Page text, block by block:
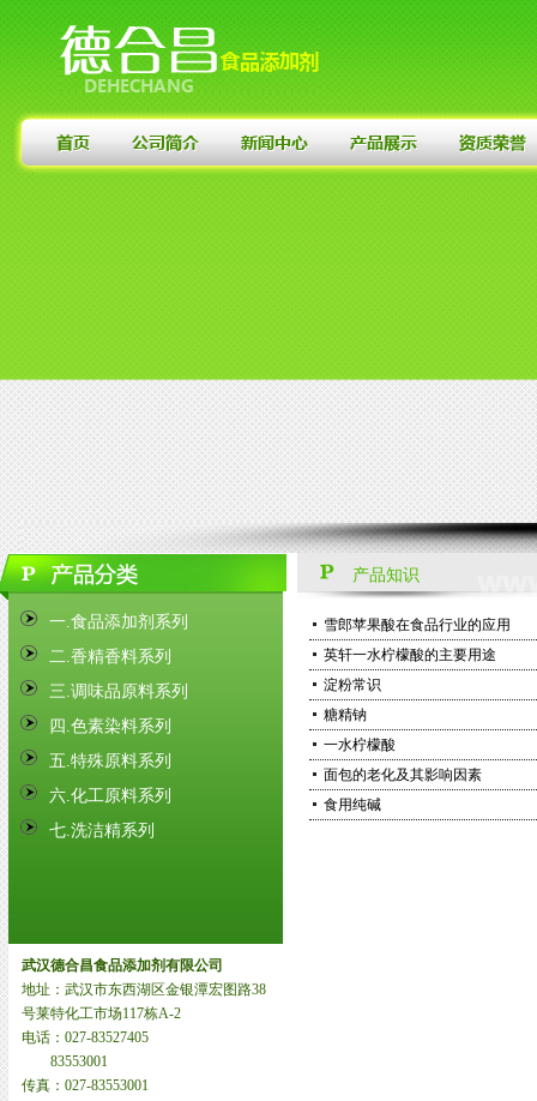
一.食品添加剂系列
二.香精香料系列
三.调味品原料系列
四.色素染料系列
五.特殊原料系列
六.化工原料系列
七.洗洁精系列
武汉德合昌食品添加剂有限公司
地址：武汉市东西湖区金银潭宏图路38
号莱特化工市场117栋A-2
电话：027-83527405
83553001
传真：027-83553001
产品知识
雪郎苹果酸在食品行业的应用
英轩一水柠檬酸的主要用途
淀粉常识
糖精钠
一水柠檬酸
面包的老化及其影响因素
食用纯碱